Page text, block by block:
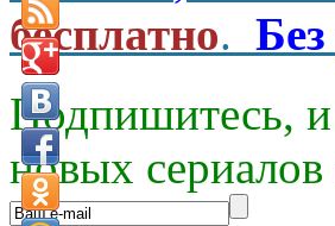
бесплатно.
Подпишитесь, и
новых